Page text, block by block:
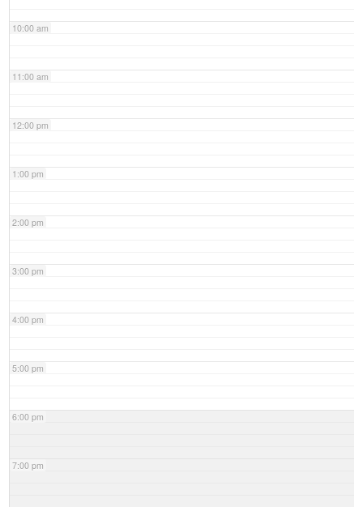
10:00 am
11:00 am
12:00 pm
1:00 pm
2:00 pm
3:00 pm
4:00 pm
5:00 pm
6:00 pm
7:00 pm